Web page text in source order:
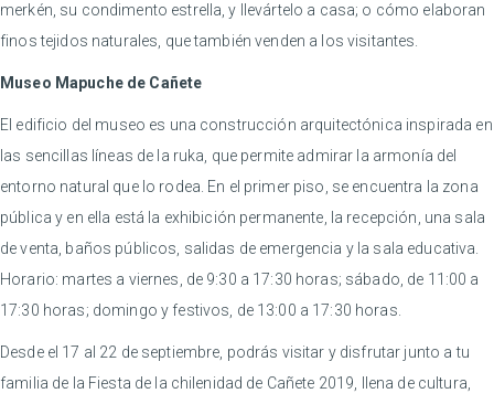
merkén, su condimento estrella, y llevártelo a casa; o cómo elaboran
finos tejidos naturales, que también venden a los visitantes.
Museo Mapuche de Cañete
El edificio del museo es una construcción arquitectónica inspirada en
las sencillas líneas de la ruka, que permite admirar la armonía del
entorno natural que lo rodea. En el primer piso, se encuentra la zona
pública y en ella está la exhibición permanente, la recepción, una sala
de venta, baños públicos, salidas de emergencia y la sala educativa.
Horario: martes a viernes, de 9:30 a 17:30 horas; sábado, de 11:00 a
17:30 horas; domingo y festivos, de 13:00 a 17:30 horas.
Desde el 17 al 22 de septiembre, podrás visitar y disfrutar junto a tu
familia de la Fiesta de la chilenidad de Cañete 2019, llena de cultura,